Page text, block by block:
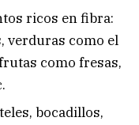
ricos en fibra:
verduras como el
como fresas,
bocadillos,